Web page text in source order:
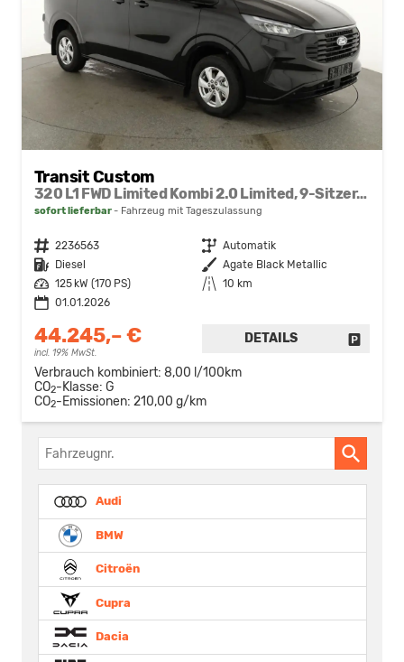
Transit Custom
320 L1 FWD Limited Kombi 2.0 Limited, 9-Sitzer, Navi, FS-beheizbar, Side, Kamera, 4 J.-Garantie
sofort lieferbar Fahrzeug mit Tageszulassung
Fahrzeugnr. 2236563 Getriebe Automatik
Kraftstoff
Diesel Außenfarbe Agate Black Metallic
Leistung
125 kW (170 PS) Kilometerstand
10 km
01.01.2026
44.245,– €
incl. 19% MwSt.
DETAILS
Verbrauch kombiniert: 8,00 l/100km
CO2-Klasse: G
CO2-Emissionen: 210,00 g/km
Fahrzeugnr.
Audi
BMW
Citroën
Cupra
Dacia